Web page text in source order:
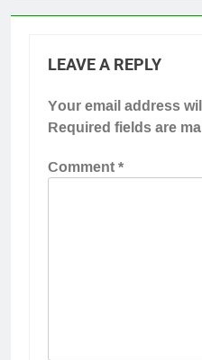
LEAVE A REPLY
Your email address
Required fields are
Comment*